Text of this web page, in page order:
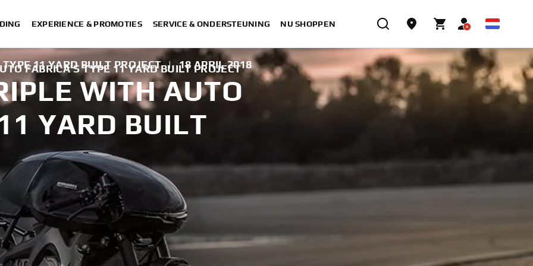
EXPERIENCE & PROMOTIES SERVICE & ONDERSTEUNING NU SHOPPEN
FABRICA’S TYPE 11 YARD BUILT PROJECT
11 YARD BUILT PROJECT | 18 APRIL 2018
WITH AUTO
YARD BUILT